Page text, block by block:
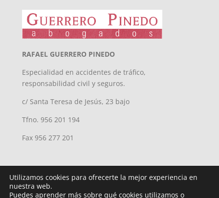
RAFAEL GUERRERO PINEDO
Especialidad en accidentes de tráfico,
responsabilidad civil y seguros.
c/ Santa Teresa de Jesús, 23 bajo
Tfno. 956 201 194
Fax 956 277 201
Utilizamos cookies para ofrecerte la mejor experiencia en
nuestra web.
Puedes aprender más sobre qué cookies utilizamos o